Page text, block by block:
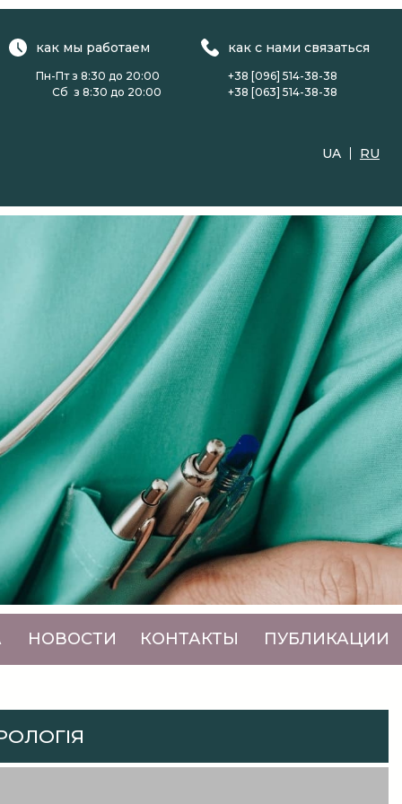
как мы работаем
Пн-Пт з 8:30 до 20:00
Сб з 8:30 до 20:00
как с нами связаться
+38 [096] 514-38-38
+38 [063] 514-38-38
UA RU
НОВОСТИ КОНТАКТЫ ПУБЛИКАЦИИ